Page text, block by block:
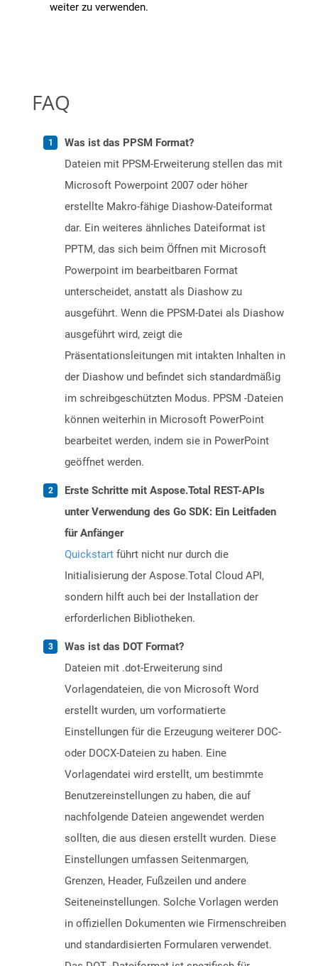
weiter zu verwenden.
FAQ
Was ist das PPSM Format?
Dateien mit PPSM-Erweiterung stellen das mit
Microsoft Powerpoint 2007 oder höher
erstellte Makro-fähige Diashow-Dateiformat
dar. Ein weiteres ähnliches Dateiformat ist
PPTM, das sich beim Öffnen mit Microsoft
Powerpoint im bearbeitbaren Format
unterscheidet, anstatt als Diashow zu
ausgeführt. Wenn die PPSM-Datei als Diashow
ausgeführt wird, zeigt die
Präsentationsleitungen mit intakten Inhalten in
der Diashow und befindet sich standardmäßig
im schreibgeschützten Modus. PPSM -Dateien
können weiterhin in Microsoft PowerPoint
bearbeitet werden, indem sie in PowerPoint
geöffnet werden.
Erste Schritte mit Aspose.Total REST-APIs
unter Verwendung des Go SDK: Ein Leitfaden
für Anfänger
Quickstart führt nicht nur durch die
Initialisierung der Aspose.Total Cloud API,
sondern hilft auch bei der Installation der
erforderlichen Bibliotheken.
Was ist das DOT Format?
Dateien mit .dot-Erweiterung sind
Vorlagendateien, die von Microsoft Word
erstellt wurden, um vorformatierte
Einstellungen für die Erzeugung weiterer DOC-
oder DOCX-Dateien zu haben. Eine
Vorlagendatei wird erstellt, um bestimmte
Benutzereinstellungen zu haben, die auf
nachfolgende Dateien angewendet werden
sollten, die aus diesen erstellt wurden. Diese
Einstellungen umfassen Seitenmargen,
Grenzen, Header, Fußzeilen und andere
Seiteneinstellungen. Solche Vorlagen werden
in offiziellen Dokumenten wie Firmenschreiben
und standardisierten Formularen verwendet.